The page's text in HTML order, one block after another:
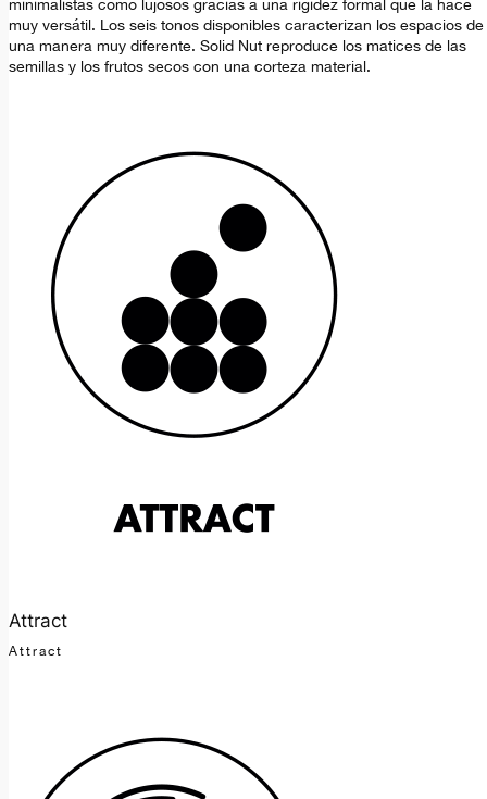
minimalistas como lujosos gracias a una rigidez formal que la hace
muy versátil. Los seis tonos disponibles caracterizan los espacios de
una manera muy diferente. Solid Nut reproduce los matices de las
semillas y los frutos secos con una corteza material.
Attract
Attract